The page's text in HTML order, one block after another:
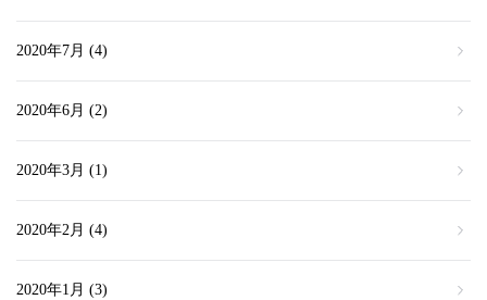
2020年7月 (4)
2020年6月 (2)
2020年3月 (1)
2020年2月 (4)
2020年1月 (3)